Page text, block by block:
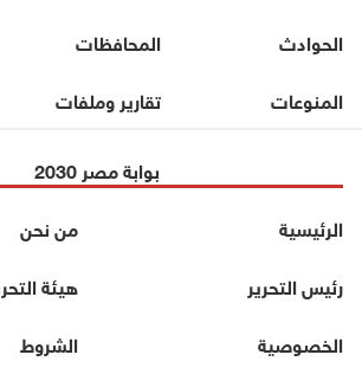
الحوادث
المحافظات
المنوعات
تقارير وملفات
بوابة مصر 2030
الرئيسية
من نحن
رئيس التحرير
هيئة
الخصوصية
الشروط